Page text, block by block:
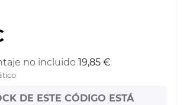
no incluido 19,85 €
DE ESTE CÓDIGO ESTÁ